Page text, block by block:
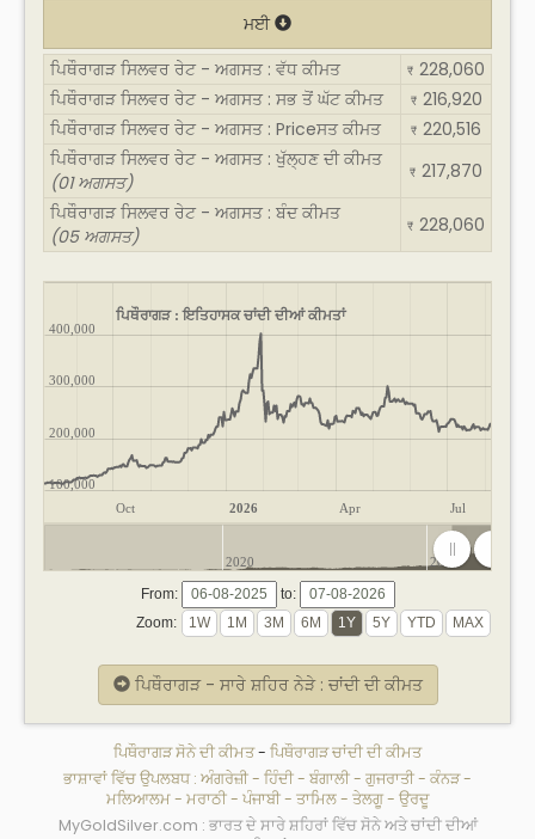
ਮਈ
ਪਿਥੌਰਾਗੜ ਸਿਲਵਰ ਰੇਟ - ਅਗਸਤ : ਵੱਧ ਕੀਮਤ
₹ 228,060
ਪਿਥੌਰਾਗੜ ਸਿਲਵਰ ਰੇਟ - ਅਗਸਤ : ਸਭ ਤੋਂ ਘੱਟ ਕੀਮਤ
₹ 216,920
ਪਿਥੌਰਾਗੜ ਸਿਲਵਰ ਰੇਟ - ਅਗਸਤ : Priceਸਤ ਕੀਮਤ
₹ 220,516
ਪਿਥੌਰਾਗੜ ਸਿਲਵਰ ਰੇਟ - ਅਗਸਤ : ਖੁੱਲ੍ਹਣ ਦੀ ਕੀਮਤ
(01 ਅਗਸਤ)
₹ 217,870
ਪਿਥੌਰਾਗੜ ਸਿਲਵਰ ਰੇਟ - ਅਗਸਤ : ਬੰਦ ਕੀਮਤ
(05 ਅਗਸਤ)
₹ 228,060
ਪਿਥੌਰਾਗੜ : ਇਤਿਹਾਸਕ ਚਾਂਦੀ ਦੀਆਂ ਕੀਮਤਾਂ
Oct 2026 Apr Jul
100,000
200,000
300,000
400,000
2020 2025
From:
to:
Zoom:
ਪਿਥੌਰਾਗੜ - ਸਾਰੇ ਸ਼ਹਿਰ ਨੇੜੇ : ਚਾਂਦੀ ਦੀ ਕੀਮਤ
ਪਿਥੌਰਾਗੜ ਸੋਨੇ ਦੀ ਕੀਮਤ- ਪਿਥੌਰਾਗੜ ਚਾਂਦੀ ਦੀ ਕੀਮਤ
ਭਾਸ਼ਾਵਾਂ ਵਿੱਚ ਉਪਲਬਧ : ਅੰਗਰੇਜ਼ੀ- ਹਿੰਦੀ- ਬੰਗਾਲੀ- ਗੁਜਰਾਤੀ- ਕੰਨੜ-
ਮਲਿਆਲਮ- ਮਰਾਠੀ- ਪੰਜਾਬੀ- ਤਾਮਿਲ- ਤੇਲਗੂ- ਉਰਦੂ
MyGoldSilver.com : ਭਾਰਤ ਦੇ ਸਾਰੇ ਸ਼ਹਿਰਾਂ ਵਿੱਚ ਸੋਨੇ ਅਤੇ ਚਾਂਦੀ ਦੀਆਂ